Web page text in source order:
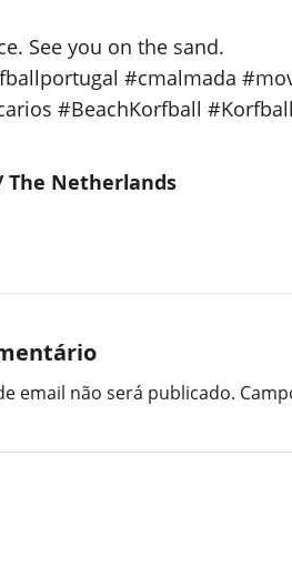
See you on the sand.
#cmalmada
#BeachKorfball
The Netherlands
email não será publicado.